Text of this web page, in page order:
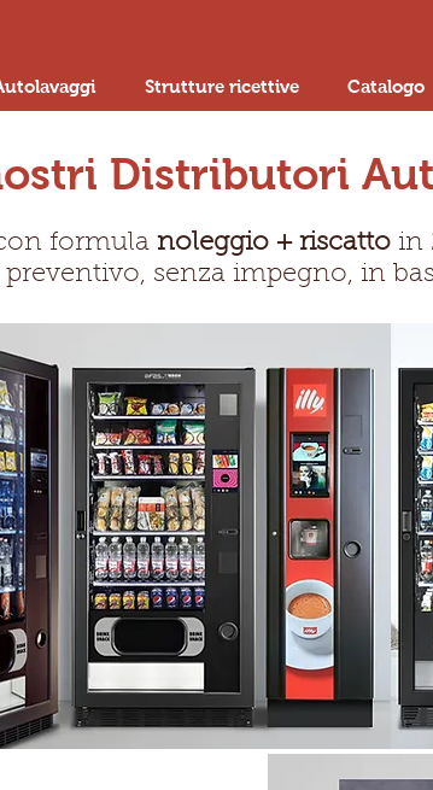
Strutture ricettive Catalogo
Distributori
Services
formula noleggio + riscatto in
senza impegno, in